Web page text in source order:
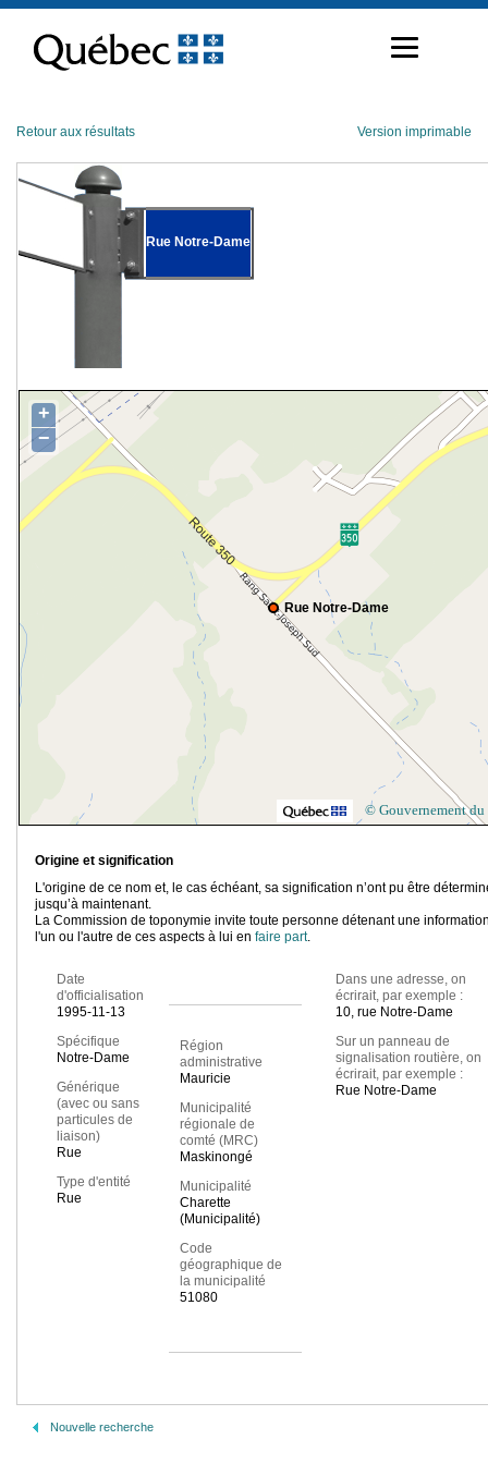
contenu
Retour aux résultats Version imprimable
Rue Notre-Dame
Rue Notre-Dame
+
−
© Gouvernement du
Origine et signification
L'origine de ce nom et, le cas échéant, sa signification n’ont pu être
jusqu’à maintenant.
La Commission de toponymie invite toute personne détenant une
l'un ou l'autre de ces aspects à lui en faire part.
Date
d'officialisation
1995-11-13
Spécifique
Notre-Dame
Générique
(avec ou sans
particules de
liaison)
Rue
Type d'entité
Rue
Région
administrative
Mauricie
Municipalité
régionale de
comté (MRC)
Maskinongé
Municipalité
Charette
(Municipalité)
Code
géographique de
la municipalité
51080
Dans une adresse, on
écrirait, par exemple :
10, rue Notre-Dame
Sur un panneau de
signalisation routière, on
écrirait, par exemple :
Rue Notre-Dame
Nouvelle recherche